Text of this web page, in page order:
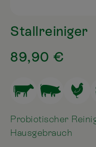
Stallreiniger
Probiotischer
Hausgebrauch
89,90 €